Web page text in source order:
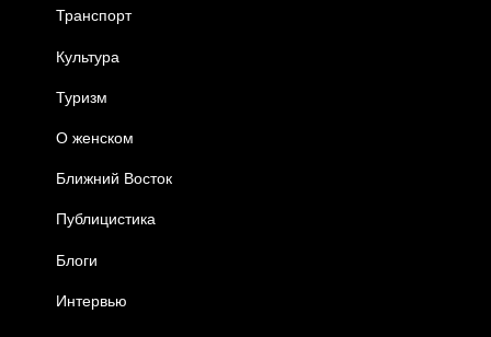
Транспорт
Культура
Туризм
О женском
Ближний Восток
Публицистика
Блоги
Интервью